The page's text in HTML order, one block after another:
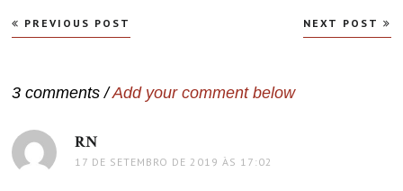
Navegação
de
PREVIOUS POST NEXT POST
3 comments /Add your comment below
RN
17 DE SETEMBRO DE 2019 ÀS 17:02